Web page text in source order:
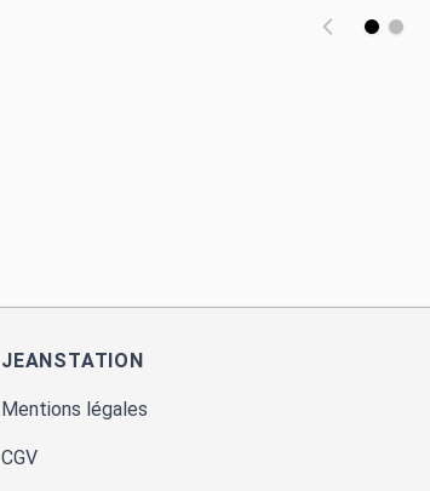
JEANSTATION
Mentions légales
CGV